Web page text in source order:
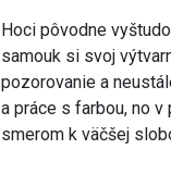
Hoci pôvodne
samouk si svoj
pozorovanie a
a práce s farbou, no
smerom k väčšej